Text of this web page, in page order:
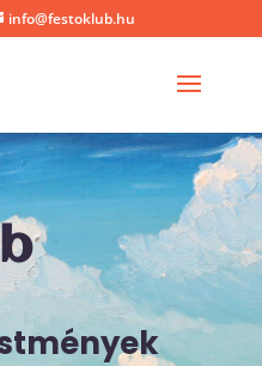
info@festoklub.hu